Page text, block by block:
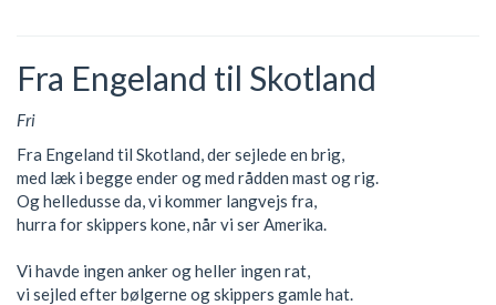
Fra Engeland til Skotland
Fri
Fra Engeland til Skotland, der sejlede en brig,
med læk i begge ender og med rådden mast og rig.
Og helledusse da, vi kommer langvejs fra,
hurra for skippers kone, når vi ser Amerika.
Vi havde ingen anker og heller ingen rat,
vi sejled efter bølgerne og skippers gamle hat.